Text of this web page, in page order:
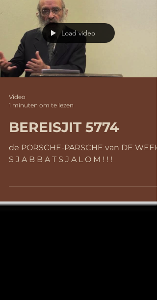
Load video
Video
1 minuten om te lezen
BEREISJIT 5774
de PORSCHE-PARSCHE van DE WEEK
S J A B B A T S J A L O M ! ! !